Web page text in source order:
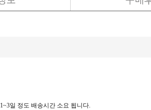
1~3일 정도 배송시간 소요 됩니다.